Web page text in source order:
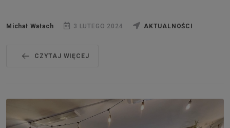
Michał Wałach 3 LUTEGO 2024 AKTUALNOŚCI
CZYTAJ WIĘCEJ